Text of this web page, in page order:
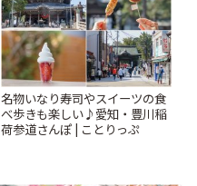
名物いなり寿司やスイーツの食
べ歩きも楽しい♪愛知・豊川稲
荷参道さんぽ | ことりっぷ